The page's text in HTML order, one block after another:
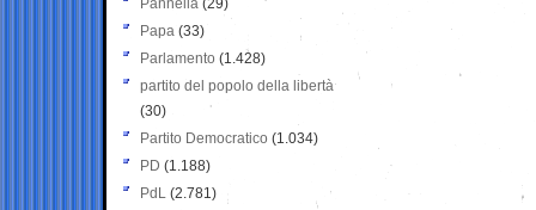
Pannella (29)
Papa (33)
Parlamento (1.428)
partito del popolo della libertà
(30)
Partito Democratico (1.034)
PD (1.188)
PdL (2.781)